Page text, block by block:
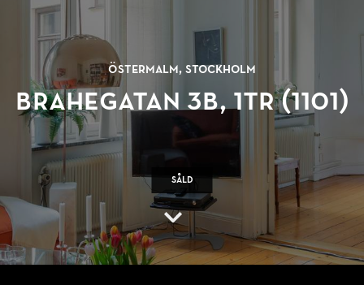
Östermalm, Stockholm
Brahegatan 3B, 1tr (1101)
Såld